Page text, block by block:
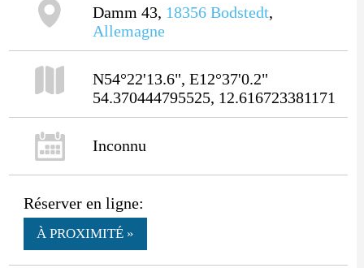
Damm 43, 18356 Bodstedt,
Allemagne
N54°22'13.6", E12°37'0.2"
54.370444795525, 12.616723381171
Inconnu
Réserver en ligne:
À PROXIMITÉ »